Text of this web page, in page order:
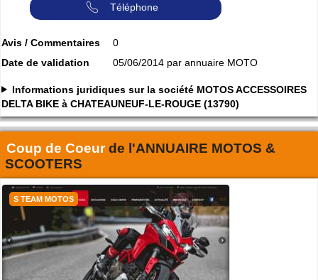
Téléphone
Avis / Commentaires
0
Date de validation
05/06/2014 par annuaire MOTO
Informations juridiques sur la société MOTOS ACCESSOIRES
DELTA BIKE à CHATEAUNEUF-LE-ROUGE (13790)
Coup de Coeurde l'ANNUAIRE MOTOS &
SCOOTERS
S TEAM MOTOS